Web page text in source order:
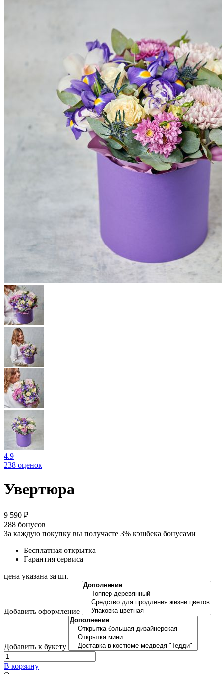
4.9
238 оценок
Увертюра
9 590 ₽
288 бонусов
За каждую покупку вы получаете 3% кэшбека бонусами
Бесплатная открытка
Гарантия сервиса
цена указана за шт.
Добавить оформление
Добавить к букету
В корзину